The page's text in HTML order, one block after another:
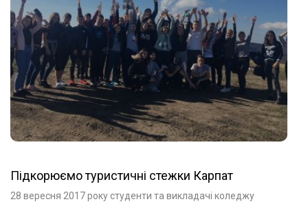
Підкорюємо туристичні стежки Карпат
28 вересня 2017 року студенти та викладачі коледжу